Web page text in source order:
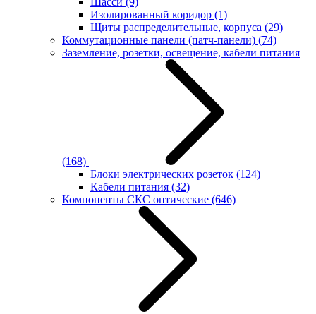
Изолированный коридор (1)
Щиты распределительные, корпуса (29)
Коммутационные панели (патч-панели) (74)
Заземление, розетки, освещение, кабели питания
(168)
Блоки электрических розеток (124)
Кабели питания (32)
Компоненты СКС оптические (646)